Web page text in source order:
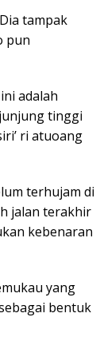
tampak
pun
adalah
tinggi
ri atuoang
terhujam di
jalan terakhir
kebenaran
yang
bentuk